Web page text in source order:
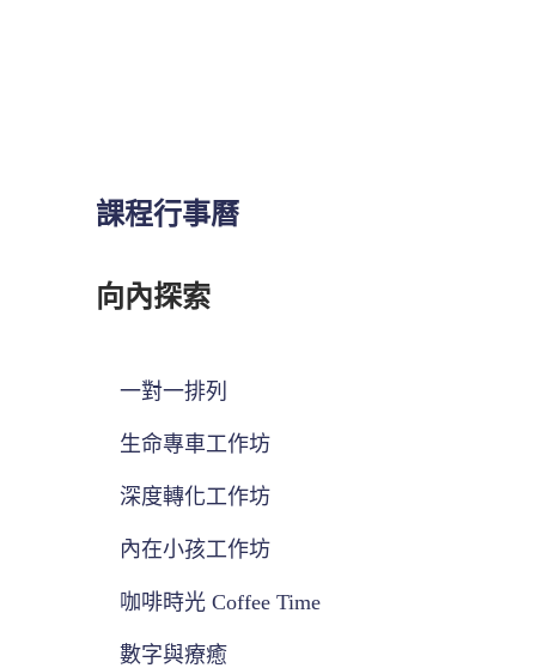
課程行事曆
向內探索
一對一排列
生命專車工作坊
深度轉化工作坊
內在小孩工作坊
咖啡時光 Coffee Time
數字與療癒